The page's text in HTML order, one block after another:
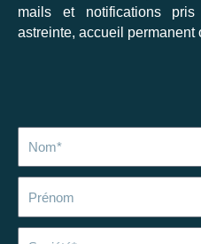
mails et notifications pris
astreinte, accueil permanent